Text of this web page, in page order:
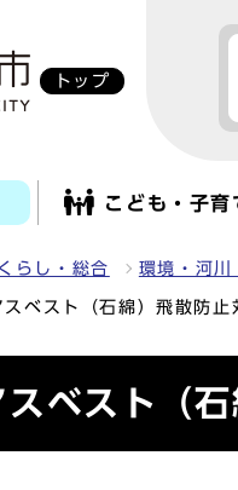
トップ
こども・子育
くらし・総合 環境・河川
スベスト（石綿）飛散防止
ベスト（